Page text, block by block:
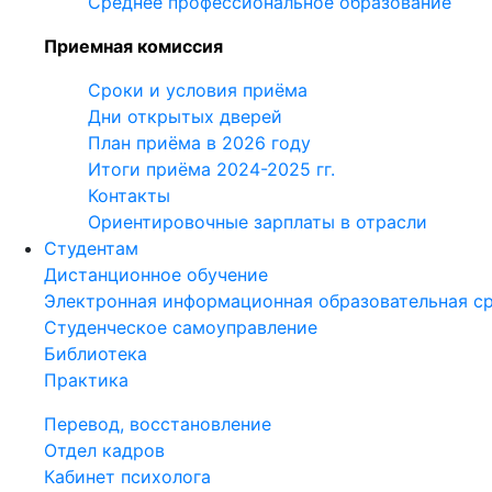
Приемная комиссия
Сроки и условия приёма
Дни открытых дверей
План приёма в 2026 году
Итоги приёма 2024-2025 гг.
Контакты
Ориентировочные зарплаты в отрасли
Студентам
Дистанционное обучение
Электронная информационная образовательная
Студенческое самоуправление
Библиотека
Практика
Перевод, восстановление
Отдел кадров
Кабинет психолога